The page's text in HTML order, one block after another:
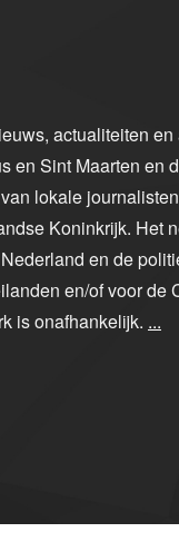
actualiteiten
en Sint Maarten en
lokale
Koninkrijk. Het
en de
en/of voor de
is onafhankelijk. ...